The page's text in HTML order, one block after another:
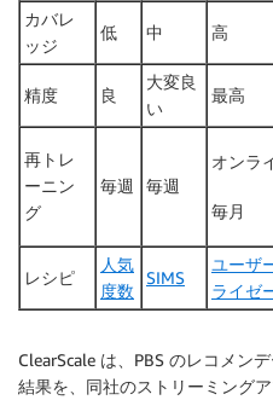
カバレ
ッジ
低 中 高
精度 良
大変良
い
最高
再トレ
ーニン
グ
毎週 毎週
オンラ
毎月
レシピ
人気
度数
SIMS
ユーザ
ライゼ
ClearScale は、PBS のレコメン
結果を、同社のストリーミング